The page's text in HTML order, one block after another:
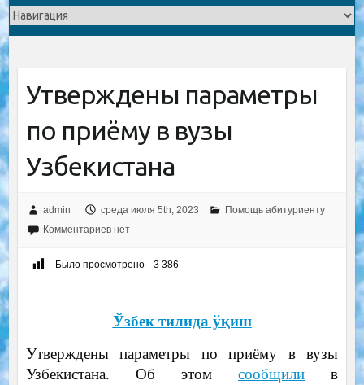
Утверждены параметры
по приёму в вузы
Узбекистана
admin среда июля 5th, 2023
Помощь абитуриенту
Комментариев нет
Было просмотрено 3 386
Ўзбек тилида ўқиш
Утверждены параметры по приёму в вузы
Узбекистана. Об этомсообщили в